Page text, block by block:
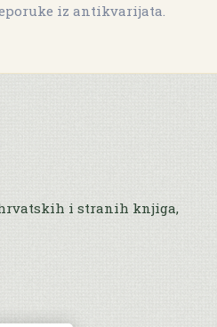
iz antikvarijata.
i stranih knjiga,